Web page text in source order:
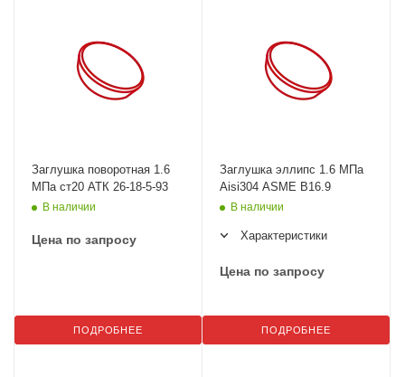
Заглушка поворотная 1.6
МПа ст20 АТК 26-18-5-93
В наличии
Цена по запросу
ПОДРОБНЕЕ
Заглушка эллипс 1.6 МПа
Aisi304 ASME B16.9
В наличии
Характеристики
Цена по запросу
ПОДРОБНЕЕ